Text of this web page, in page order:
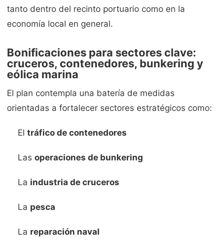
tanto dentro del recinto portuario como en la
economía local en general.
Bonificaciones para sectores clave:
cruceros, contenedores, bunkering y
eólica marina
El plan contempla una batería de medidas
orientadas a fortalecer sectores estratégicos como:
El tráfico de contenedores
Las operaciones de bunkering
La industria de cruceros
La pesca
La reparación naval